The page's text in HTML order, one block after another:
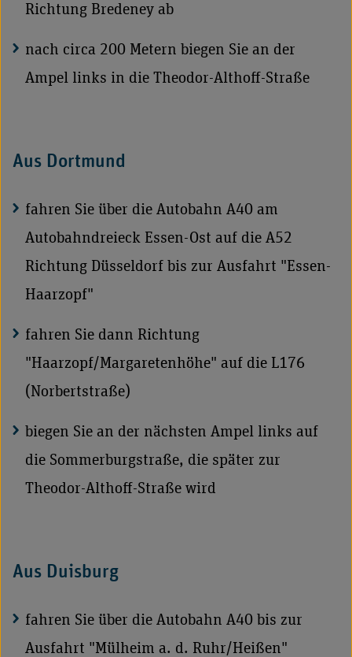
Richtung Bredeney ab
nach circa 200 Metern biegen Sie an der
Ampel links in die Theodor-Althoff-Straße
Aus Dortmund
fahren Sie über die Autobahn A40 am
Autobahndreieck Essen-Ost auf die A52
Richtung Düsseldorf bis zur Ausfahrt "Essen-
Haarzopf"
fahren Sie dann Richtung
"Haarzopf/Margaretenhöhe" auf die L176
(Norbertstraße)
biegen Sie an der nächsten Ampel links auf
die Sommerburgstraße, die später zur
Theodor-Althoff-Straße wird
Aus Duisburg
fahren Sie über die Autobahn A40 bis zur
Ausfahrt "Mülheim a. d. Ruhr/Heißen"